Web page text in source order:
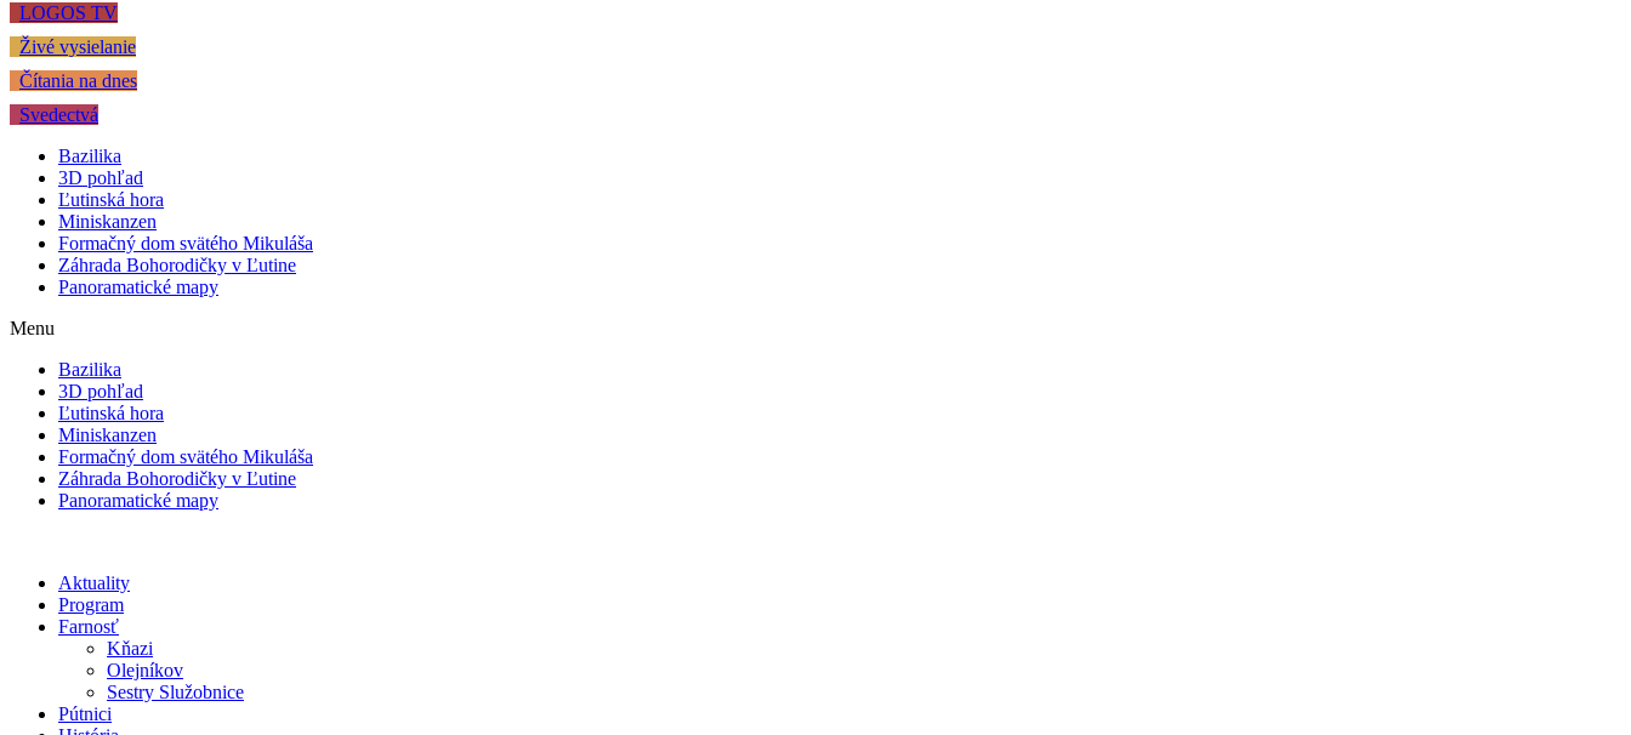
LOGOS TV
Živé vysielanie
Čítania na dnes
Svedectvá
Bazilika
3D pohľad
Ľutinská hora
Miniskanzen
Formačný dom svätého Mikuláša
Záhrada Bohorodičky v Ľutine
Panoramatické mapy
Menu
Bazilika
3D pohľad
Ľutinská hora
Miniskanzen
Formačný dom svätého Mikuláša
Záhrada Bohorodičky v Ľutine
Panoramatické mapy
Aktuality
Program
Farnosť
Kňazi
Olejníkov
Sestry Služobnice
Pútnici